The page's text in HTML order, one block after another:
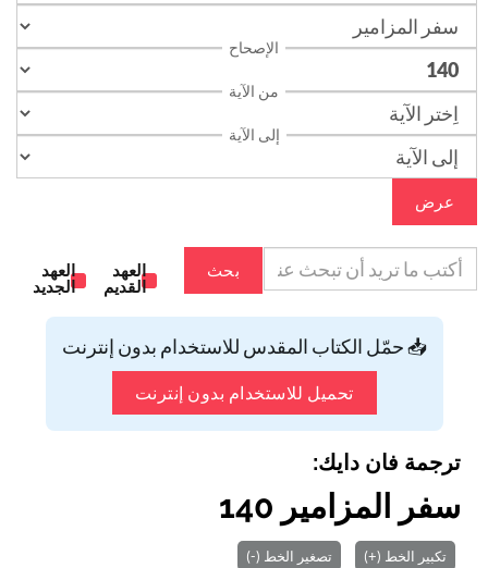
الإصحاح
من الآية
إلى الآية
عرض
بحث
العهد
القديم
العهد
الجديد
📥 حمّل الكتاب المقدس للاستخدام بدون إنترنت
تحميل للاستخدام بدون إنترنت
ترجمة فان دايك:
سفر المزامير 140
تكبير الخط (+) تصغير الخط (-)